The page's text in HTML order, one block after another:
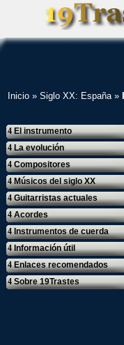
Inicio » Siglo XX: España »
4El instrumento
4La evolución
4Compositores
4Músicos del siglo XX
4Guitarristas actuales
4Acordes
4Instrumentos de cuerda
4Información útil
4Enlaces recomendados
4Sobre 19Trastes